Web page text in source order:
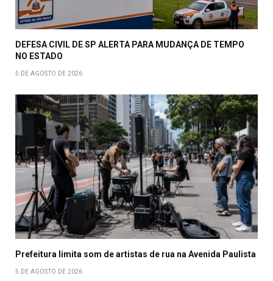
DEFESA CIVIL DE SP ALERTA PARA MUDANÇA DE TEMPO
NO ESTADO
5 DE AGOSTO DE 2026
Prefeitura limita som de artistas de rua na Avenida Paulista
5 DE AGOSTO DE 2026